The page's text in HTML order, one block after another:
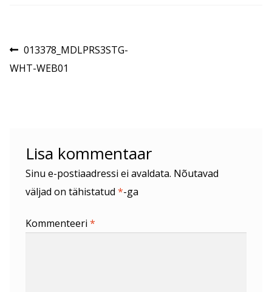
Navigeerimine
Eelmine
postitus:
013378_MDLPRS3STG-
WHT-WEB01
Lisa kommentaar
Sinu e-postiaadressi ei avaldata. Nõutavad
väljad on tähistatud *-ga
Kommenteeri *